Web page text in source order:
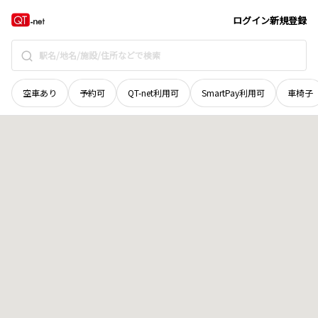
ログイン新規登録
空車あり 予約可 QT-net利用可 SmartPay利用可 車椅子
北海道